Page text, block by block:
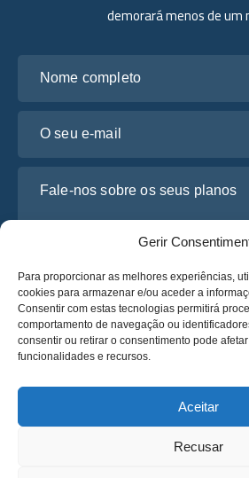
Gerir
Para proporcionar as melhores experiências,
cookies para armazenar e/ou aceder a
Consentir com estas tecnologias permitirá
comportamento de navegação ou
consentir ou retirar o consentimento pode
funcionalidades e recursos.
Aceitar
Recusar
demorará menos de um
Li e concordo com a
Obtenha um
Obtenha um